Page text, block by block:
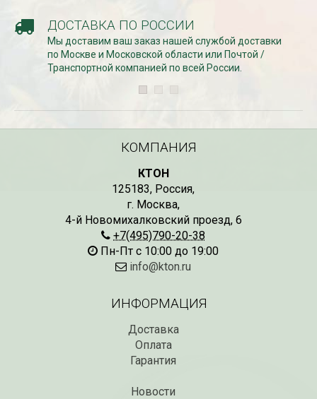
ДОСТАВКА ПО РОССИИ
Мы доставим ваш заказ нашей службой доставки
по Москве и Московской области или Почтой /
Транспортной компанией по всей России.
КОМПАНИЯ
КТОН
125183, Россия,
г. Москва,
4-й Новомихалковский проезд, 6
+7(495)790-20-38
Пн-Пт с 10:00 до 19:00
info@kton.ru
ИНФОРМАЦИЯ
Доставка
Оплата
Гарантия
Новости